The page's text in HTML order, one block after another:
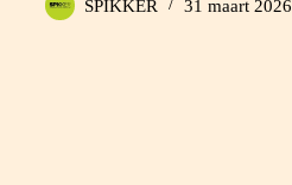
SPIKKER 31 maart 2026